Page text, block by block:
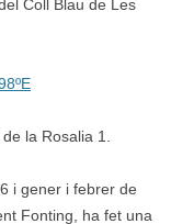
Coll Blau de Les
la Rosalia 1.
i gener i febrer de
Fonting, ha fet una